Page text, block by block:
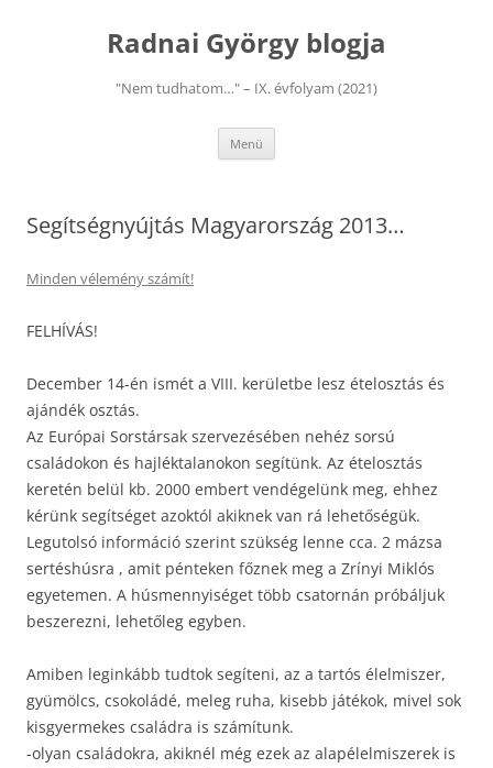
Radnai György blogja
"Nem tudhatom…" – IX. évfolyam (2021)
Menü
Segítségnyújtás Magyarország 2013…
Minden vélemény számít!
FELHÍVÁS!
December 14-én ismét a VIII. kerületbe lesz ételosztás és
ajándék osztás.
Az Európai Sorstársak szervezésében nehéz sorsú
családokon és hajléktalanokon segítünk. Az ételosztás
keretén belül kb. 2000 embert vendégelünk meg, ehhez
kérünk segítséget azoktól akiknek van rá lehetőségük.
Legutolsó információ szerint szükség lenne cca. 2 mázsa
sertéshúsra , amit pénteken főznek meg a Zrínyi Miklós
egyetemen. A húsmennyiséget több csatornán próbáljuk
beszerezni, lehetőleg egyben.
Amiben leginkább tudtok segíteni, az a tartós élelmiszer,
gyümölcs, csokoládé, meleg ruha, kisebb játékok, mivel sok
kisgyermekes családra is számítunk.
-olyan családokra, akiknél még ezek az alapélelmiszerek is